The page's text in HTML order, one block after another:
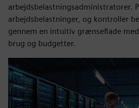
arbejdsbelastningsadministratorer.
arbejdsbelastninger, og kontroller
gennem en intuitiv grænseflade
brug og budgetter.